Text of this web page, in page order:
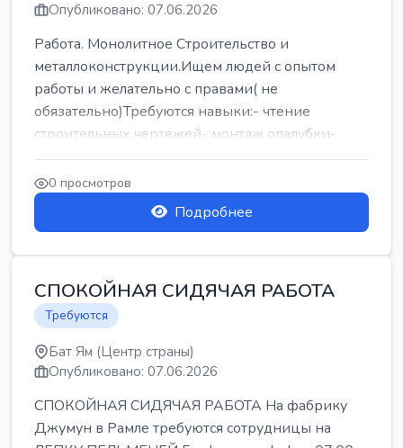
Опубликовано: 07.06.2026
Работа. Монолитное Строительство и
металлоконструкции.Ищем людей с опытом
работы и желательно с правами( не
обязательно)Требуются навыки:- чтение
строительных чертежей- монтаж опалубки-
армокаркасыОпл...
0 просмотров
Подробнее
СПОКОЙНАЯ СИДЯЧАЯ РАБОТА
Требуются
Бат Ям (Центр страны)
Опубликовано: 07.06.2026
СПОКОЙНАЯ СИДЯЧАЯ РАБОТА На фабрику
Джумун в Рамле требуются сотрудницы на